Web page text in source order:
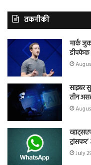
तकनीकी
मार्क
डीपफेक
साइबर
तीन
July